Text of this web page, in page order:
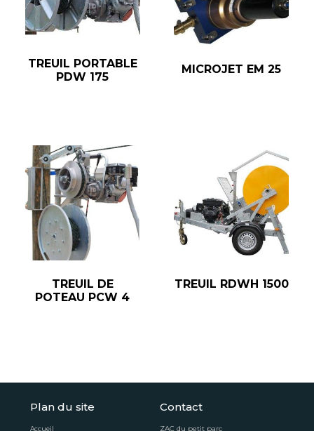
TREUIL PORTABLE
PDW 175
MICROJET EM 25
TREUIL DE
POTEAU PCW 4
TREUIL RDWH 1500
Plan du site
Accueil
Contact
ZAC du petit parc